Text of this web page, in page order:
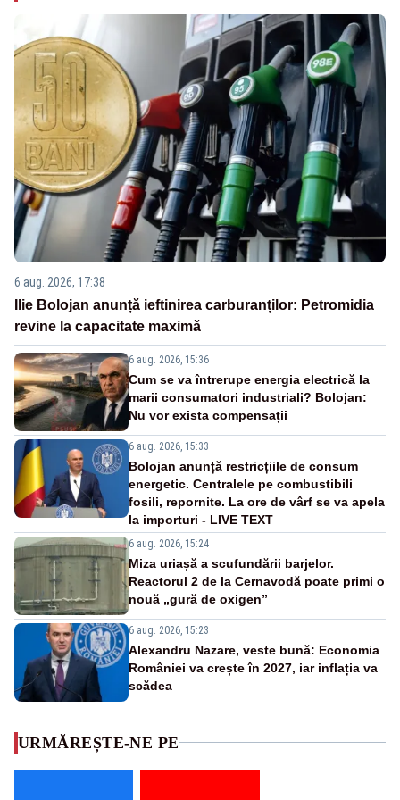
6 aug. 2026, 17:38
Ilie Bolojan anunță ieftinirea carburanților: Petromidia
revine la capacitate maximă
6 aug. 2026, 15:36
Cum se va întrerupe energia electrică la
marii consumatori industriali? Bolojan:
Nu vor exista compensații
6 aug. 2026, 15:33
Bolojan anunță restricțiile de consum
energetic. Centralele pe combustibili
fosili, repornite. La ore de vârf se va apela
la importuri - LIVE TEXT
6 aug. 2026, 15:24
Miza uriașă a scufundării barjelor.
Reactorul 2 de la Cernavodă poate primi o
nouă „gură de oxigen”
6 aug. 2026, 15:23
Alexandru Nazare, veste bună: Economia
României va crește în 2027, iar inflația va
scădea
URMĂREȘTE-NE PE